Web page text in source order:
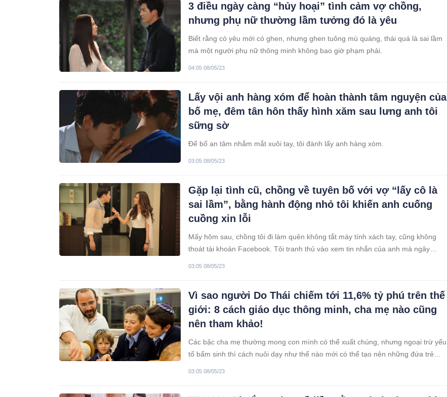
3 điều ngày càng “hủy hoại” tình cảm vợ chồng,
nhưng phụ nữ thường lầm tưởng đó là yêu
Biết rằng có yêu mới có ghen, nhưng ghen tuông mù quáng, thái quá là sai lầm
mà một người phụ nữ thông minh không bao giờ phạm phải.
04:05 08/05/23
Lấy vội anh hàng xóm để hoàn thành tâm nguyện của
bố mẹ, đêm tân hôn thấy hình xăm sau lưng anh tôi
sững sờ
Để bố an tâm nhắm mắt xuôi tay, tôi đành lấy anh hàng xóm.
03:05 08/05/23
Gặp lại tình cũ, chồng về tuyên bố với vợ “lấy cô là
sai lầm”, bằng hành động nhỏ tôi khiến anh cuống
cuồng xin lỗi
Mấy hôm sau, chồng tôi đi làm quên không tắt máy tính xách tay, cũng không
thoát tài khoản Facebook. Tôi tranh thủ vào xem tin nhắn của anh mà ngây
03:05 08/05/23
Vì sao người Do Thái chiếm tới 11,6% tỷ phú trên thế
giới: 8 cách giáo dục thông minh, cha mẹ nào cũng
nên tham khảo!
Các bậc cha mẹ thường mong con mình có thể xuất chúng, nhưng ngoại trừ yếu
tố bẩm sinh thì cách nuôi dạy như thế nào mới có thể tạo nên những đứa trẻ
03:05 08/05/23